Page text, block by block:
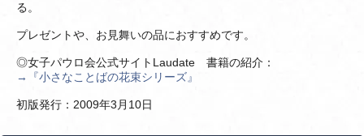
る。
プレゼントや、お見舞いの品におすすめです。
◎女子パウロ会公式サイトLaudate 書籍の紹介：
→『小さなことばの花束シリーズ』
初版発行：2009年3月10日